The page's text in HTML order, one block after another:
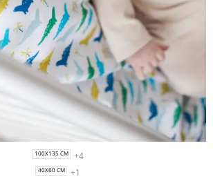
100X135 CM +4
40X60 CM +1